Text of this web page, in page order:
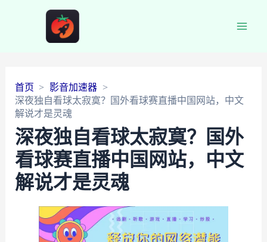
首页
影音加速器
深夜独自看球太寂寞？国外看球赛直播中国网站，中文
解说才是灵魂
深夜独自看球太寂寞？国外
看球赛直播中国网站，中文
解说才是灵魂